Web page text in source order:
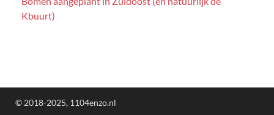
Kbuurt)
© 2018-2025, 1104enzo.nl